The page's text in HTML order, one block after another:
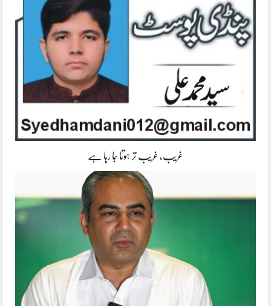
غریب، غریب تر ہوتا جا رہا ہے